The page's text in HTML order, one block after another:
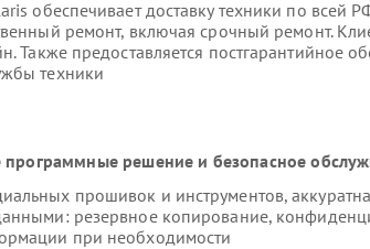
обеспечивает доставку техники по всей
ремонт, включая срочный ремонт.
Также предоставляется постгарантийное
техники
решение и безопасное
прошивок и инструментов,
резервное копирование,
при необходимости